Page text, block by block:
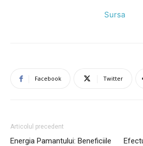
Sursa
Facebook Twitter
Articolul precedent
Energia Pamantului: Beneficiile